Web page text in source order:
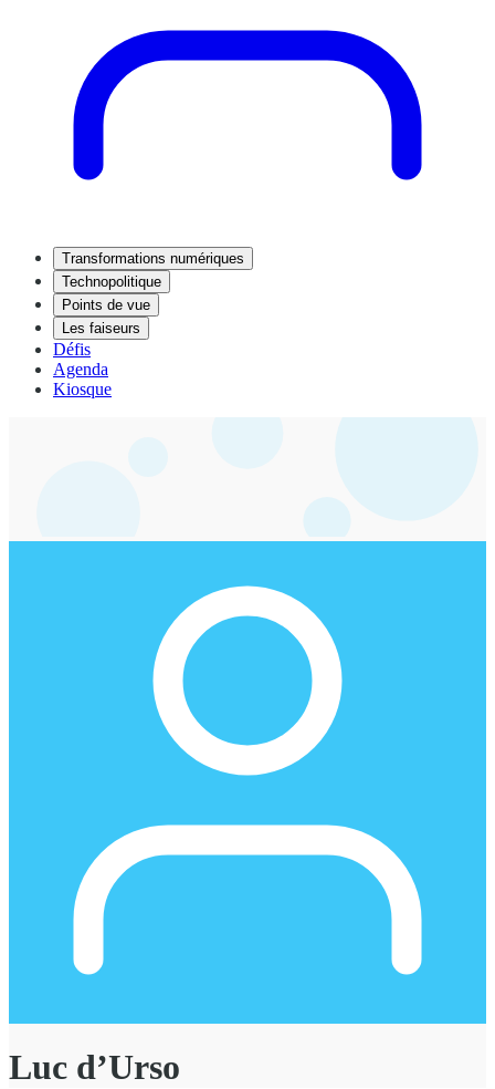
Transformations numériques
Technopolitique
Points de vue
Les faiseurs
Défis
Agenda
Kiosque
Luc d’Urso